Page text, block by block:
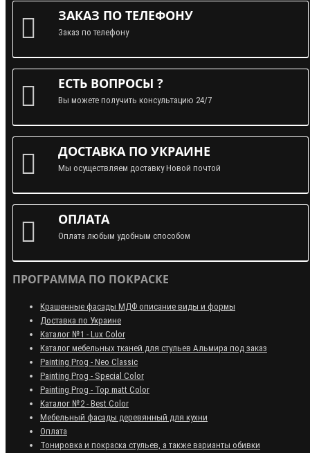
ЗАКАЗ ПО ТЕЛЕФОНУ
Заказ по телефону
ЕСТЬ ВОПРОСЫ ?
Вы можете получить консультацию 24/7
ДОСТАВКА ПО УКРАИНЕ
Мы осуществляем доставку Новой почтой
ОПЛАТА
Оплата любым удобным способом
ПРОГРАММА ПО ПОКРАСКЕ
Крашенные фасады МДФ описание виды и формы
Доставка по Украине
Каталог №1 - Lux Color
Каталог мебельных тканей для стульев Альмира под заказ
Painting Prog - Neo Classiс
Painting Prog - Special Color
Painting Prog - Top matt Color
Каталог №2 - Best Color
Мебельный фасады деревянный для кухни
Оплата
Тонировка и покраска стульев, а также варианты обивки